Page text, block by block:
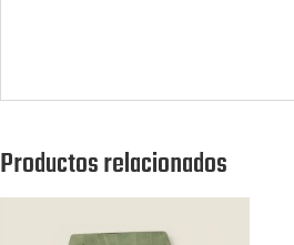
Productos relacionados